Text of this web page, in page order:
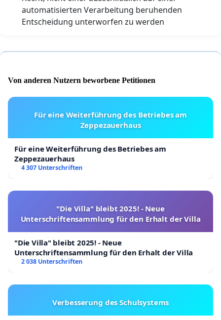
automatisierten Verarbeitung beruhenden
Entscheidung unterworfen zu werden
Von anderen Nutzern beworbene Petitionen
Für eine Weiterführung des Betriebes am
Zeppezauerhaus
Für eine Weiterführung des Betriebes am
Zeppezauerhaus
4 307 Unterschriften
"Die Villa" bleibt 2025! - Neue
Unterschriftensammlung für den Erhalt der Villa
"Die Villa" bleibt 2025! - Neue
Unterschriftensammlung für den Erhalt der Villa
2 038 Unterschriften
Verbesserung des Schulsystems